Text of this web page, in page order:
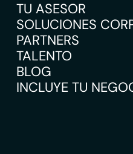
TU ASESOR
SOLUCIONES
PARTNERS
TALENTO
BLOG
INCLUYE TU